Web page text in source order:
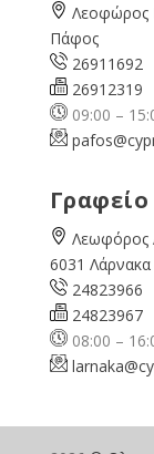
Λεοφώρος
Πάφος
26911692
26912319
09:00 –
Λεωφόρος
6031 Λάρνακα
24823966
24823967
08:00 –